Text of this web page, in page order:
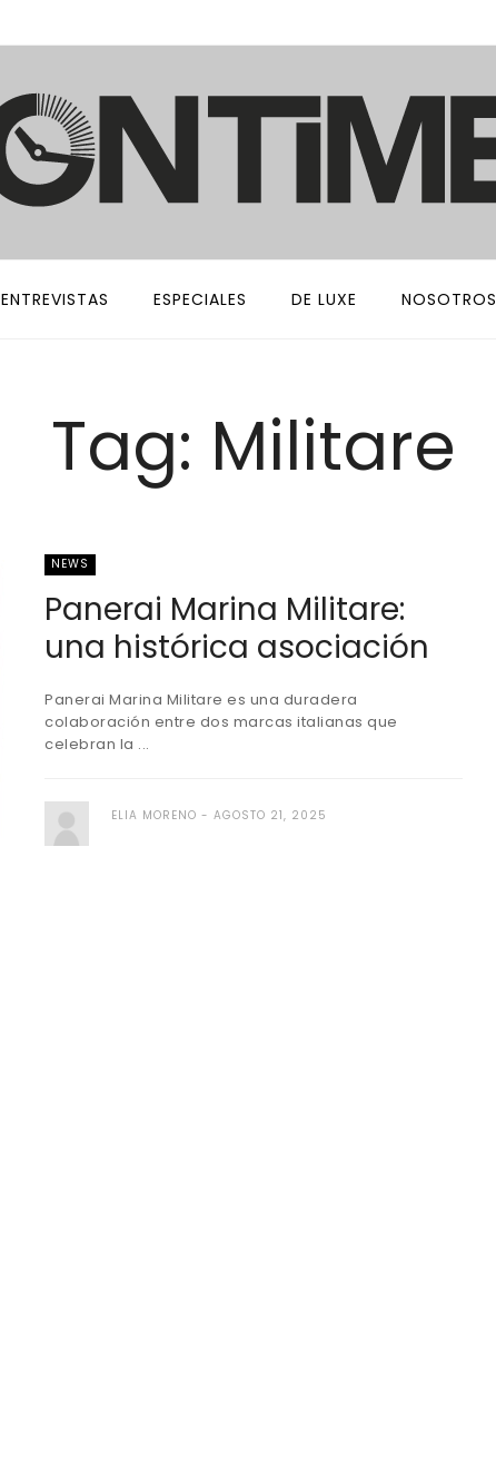
ENTREVISTAS ESPECIALES DE LUXE NOSOTROS
Tag: Militare
NEWS
Panerai Marina Militare:
una histórica asociación
Panerai Marina Militare es una duradera
colaboración entre dos marcas italianas que
celebran la ...
ELIA MORENO AGOSTO 21, 2025